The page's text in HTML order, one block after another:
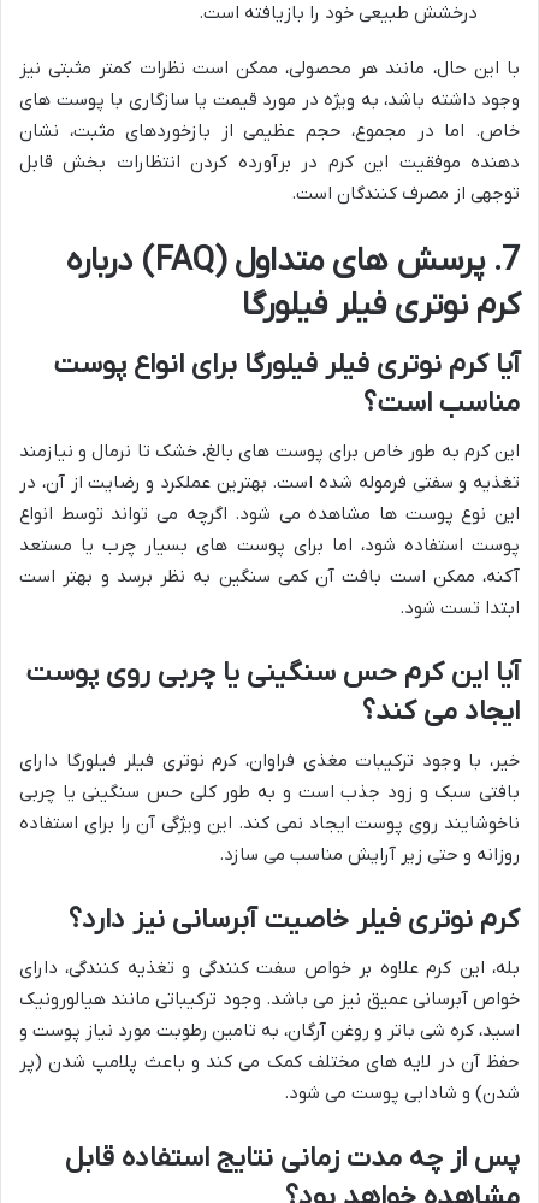
درخشش طبیعی خود را بازیافته است.
با این حال، مانند هر محصولی، ممکن است نظرات کمتر مثبتی نیز
وجود داشته باشد، به ویژه در مورد قیمت یا سازگاری با پوست های
خاص. اما در مجموع، حجم عظیمی از بازخوردهای مثبت، نشان
دهنده موفقیت این کرم در برآورده کردن انتظارات بخش قابل
توجهی از مصرف کنندگان است.
7. پرسش های متداول (FAQ) درباره
کرم نوتری فیلر فیلورگا
آیا کرم نوتری فیلر فیلورگا برای انواع پوست
مناسب است؟
این کرم به طور خاص برای پوست های بالغ، خشک تا نرمال و نیازمند
تغذیه و سفتی فرموله شده است. بهترین عملکرد و رضایت از آن، در
این نوع پوست ها مشاهده می شود. اگرچه می تواند توسط انواع
پوست استفاده شود، اما برای پوست های بسیار چرب یا مستعد
آکنه، ممکن است بافت آن کمی سنگین به نظر برسد و بهتر است
ابتدا تست شود.
آیا این کرم حس سنگینی یا چربی روی پوست
ایجاد می کند؟
خیر، با وجود ترکیبات مغذی فراوان، کرم نوتری فیلر فیلورگا دارای
بافتی سبک و زود جذب است و به طور کلی حس سنگینی یا چربی
ناخوشایند روی پوست ایجاد نمی کند. این ویژگی آن را برای استفاده
روزانه و حتی زیر آرایش مناسب می سازد.
کرم نوتری فیلر خاصیت آبرسانی نیز دارد؟
بله، این کرم علاوه بر خواص سفت کنندگی و تغذیه کنندگی، دارای
خواص آبرسانی عمیق نیز می باشد. وجود ترکیباتی مانند هیالورونیک
اسید، کره شی باتر و روغن آرگان، به تامین رطوبت مورد نیاز پوست و
حفظ آن در لایه های مختلف کمک می کند و باعث پلامپ شدن (پر
شدن) و شادابی پوست می شود.
پس از چه مدت زمانی نتایج استفاده قابل